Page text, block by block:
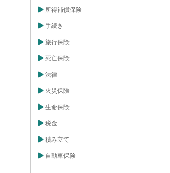
所得補償保険
手続き
旅行保険
死亡保険
法律
火災保険
生命保険
税金
積み立て
自動車保険